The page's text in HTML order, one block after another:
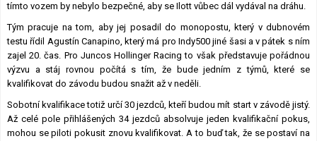
tímto vozem by nebylo bezpečné, aby se Ilott vůbec dál vydával na dráhu.
Tým pracuje na tom, aby jej posadil do monopostu, který v dubnovém
testu řídil Agustín Canapino, který má pro Indy500 jiné šasi a v pátek s ním
zajel 20. čas. Pro Juncos Hollinger Racing to však představuje pořádnou
výzvu a stáj rovnou počítá s tím, že bude jedním z týmů, které se
kvalifikovat do závodu budou snažit až v neděli.
Sobotní kvalifikace totiž určí 30 jezdců, kteří budou mít start v závodě jistý.
Až celé pole přihlášených 34 jezdců absolvuje jeden kvalifikační pokus,
mohou se piloti pokusit znovu kvalifikovat. A to buď tak, že se postaví na